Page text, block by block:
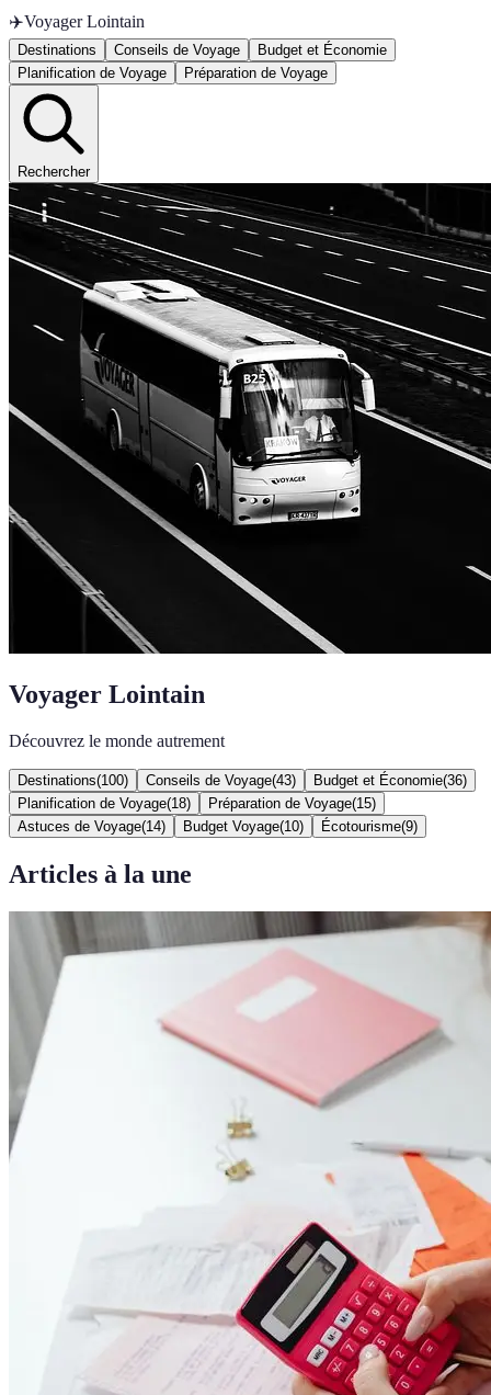
✈️Voyager Lointain
Destinations Conseils de Voyage
Budget et Économie
Planification de Voyage
Préparation de Voyage
Rechercher
Voyager Lointain
Découvrez le monde autrement
Destinations(100) Conseils de Voyage(43) Budget et Économie(36)
Planification de Voyage(18) Préparation de Voyage(15)
Astuces de Voyage(14) Budget Voyage(10) Écotourisme(9)
Articles à la une